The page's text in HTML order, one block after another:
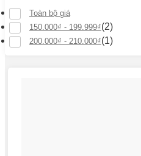
Toàn bộ giá
150.000₫ - 199.999₫(2)
200.000₫ - 210.000₫(1)